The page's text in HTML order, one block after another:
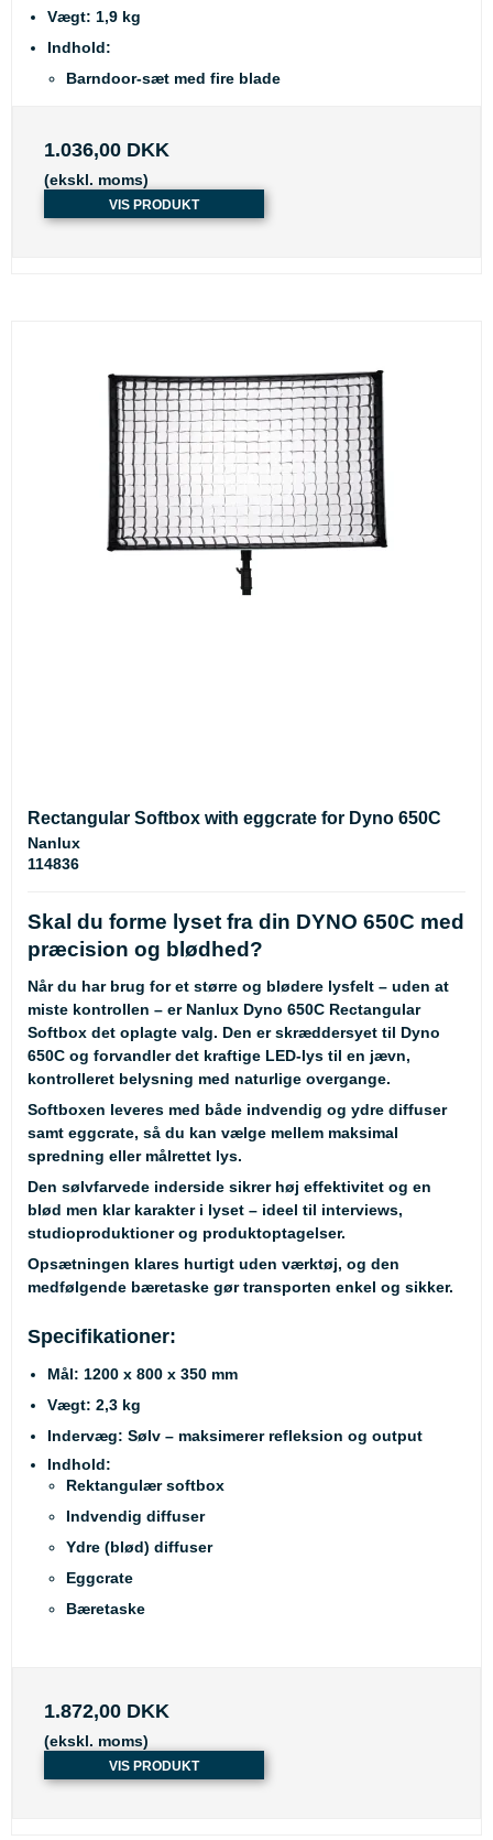
Vægt: 1,9 kg
Indhold:
Barndoor-sæt med fire blade
1.036,00 DKK
(ekskl. moms)
VIS PRODUKT
Rectangular Softbox with eggcrate for Dyno 650C
Nanlux
114836
Skal du forme lyset fra din DYNO 650C med
præcision og blødhed?
Når du har brug for et større og blødere lysfelt – uden at
miste kontrollen – er Nanlux Dyno 650C Rectangular
Softbox det oplagte valg. Den er skræddersyet til Dyno
650C og forvandler det kraftige LED-lys til en jævn,
kontrolleret belysning med naturlige overgange.
Softboxen leveres med både indvendig og ydre diffuser
samt eggcrate, så du kan vælge mellem maksimal
spredning eller målrettet lys.
Den sølvfarvede inderside sikrer høj effektivitet og en
blød men klar karakter i lyset – ideel til interviews,
studioproduktioner og produktoptagelser.
Opsætningen klares hurtigt uden værktøj, og den
medfølgende bæretaske gør transporten enkel og sikker.
Specifikationer:
Mål: 1200 x 800 x 350 mm
Vægt: 2,3 kg
Indervæg: Sølv – maksimerer refleksion og output
Indhold:
Rektangulær softbox
Indvendig diffuser
Ydre (blød) diffuser
Eggcrate
Bæretaske
1.872,00 DKK
(ekskl. moms)
VIS PRODUKT